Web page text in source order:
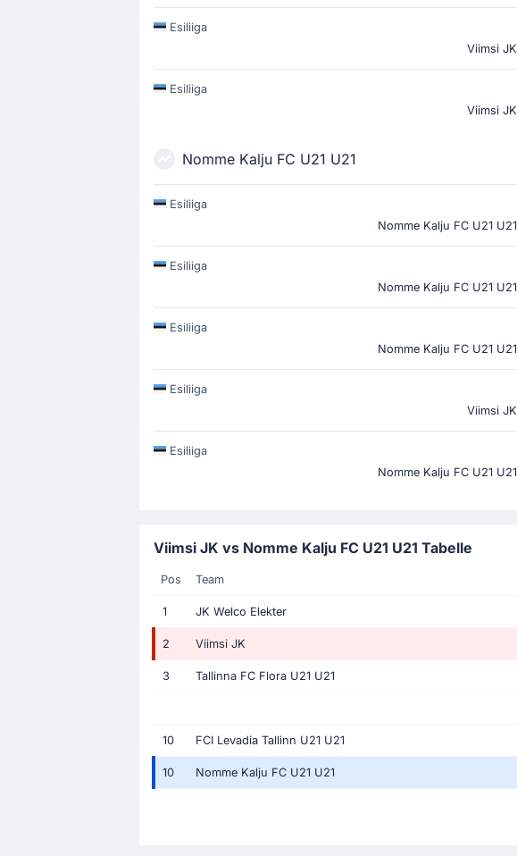
Esiliiga
Viimsi JK
Esiliiga
Viimsi JK
Nomme Kalju FC U21 U21
Esiliiga
Nomme Kalju FC U21 U21
Esiliiga
Nomme Kalju FC U21 U21
Esiliiga
Nomme Kalju FC U21 U21
Esiliiga
Viimsi JK
Esiliiga
Nomme Kalju FC U21 U21
Viimsi JK vs Nomme Kalju FC U21 U21 Tabelle
Pos Team
1 JK Welco Elekter
2 Viimsi JK
3 Tallinna FC Flora U21 U21
10 FCI Levadia Tallinn U21 U21
10 Nomme Kalju FC U21 U21